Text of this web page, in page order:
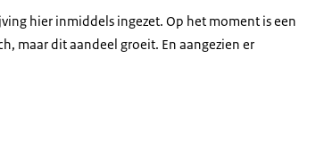
hier inmiddels ingezet. Op het moment is een
maar dit aandeel groeit. En aangezien er